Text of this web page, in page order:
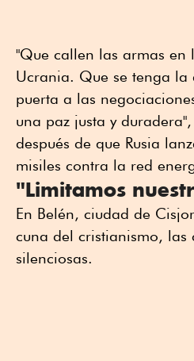
"Que callen las armas en
Ucrania. Que se tenga
puerta a las
una paz justa y
después de que Rusia
misiles contra la red
"Limitamos
En Belén, ciudad de
cuna del cristianismo, las
silenciosas.